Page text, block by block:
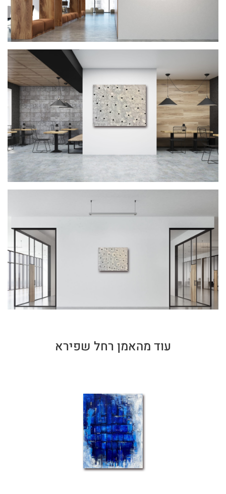
עוד מהאמן רחל שפירא